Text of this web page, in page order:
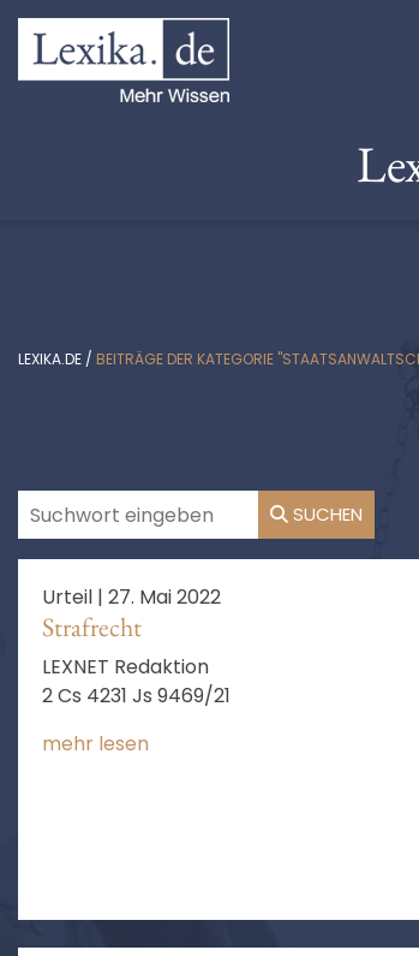
LEXIKA.DE / BEITRÄGE DER KATEGORIE
SUCHEN
Urteil | 27. Mai 2022
Strafrecht
LEXNET Redaktion
2 Cs 4231 Js 9469/21
mehr lesen